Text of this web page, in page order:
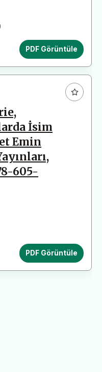
PDF Görüntüle
İsim
Emin
605-
PDF Görüntüle